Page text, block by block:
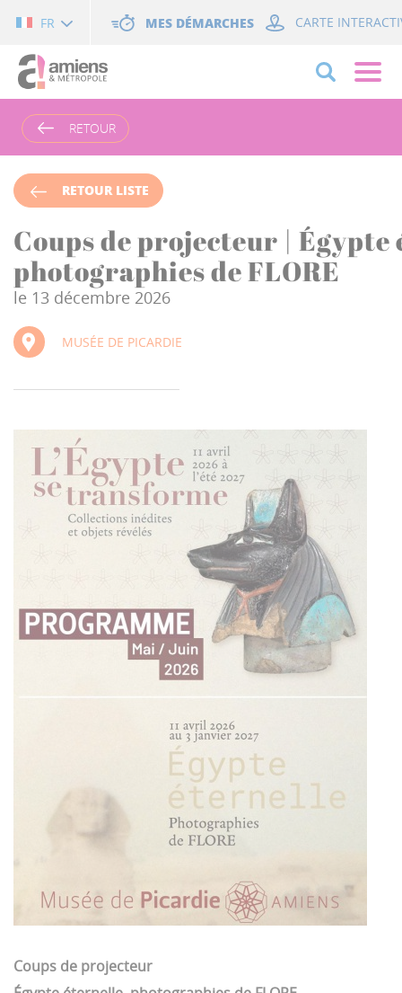
FR MES DÉMARCHES CARTE
RETOUR
RETOUR LISTE
Coups de projecteur |
photographies de FLORE
le 13 décembre 2026
MUSÉE DE PICARDIE
Coups de projecteur